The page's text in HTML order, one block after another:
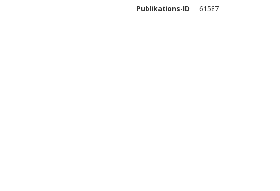
Publikations-ID
61587